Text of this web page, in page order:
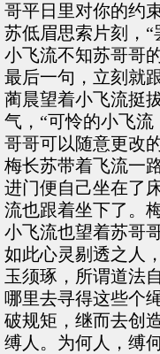
哥平日里对你的约
苏低眉思索片刻，
小飞流不知苏哥哥
最后一句，立刻就
蔺晨望着小飞流挺
气，“可怜的小飞
哥哥可以随意更改
梅长苏带着飞流一
进门便自己坐在了
流也跟着坐下了。
小飞流也望着苏哥
如此心灵剔透之人
玉须琢，所谓道法
哪里去寻得这些个
破规矩，继而去创
缚人。为何人，缚